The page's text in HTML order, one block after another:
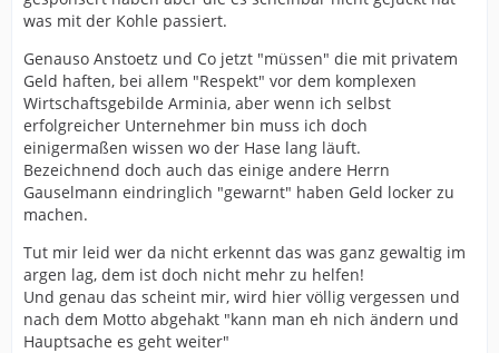
was mit der Kohle passiert.
Genauso Anstoetz und Co jetzt "müssen" die mit privatem
Geld haften, bei allem "Respekt" vor dem komplexen
Wirtschaftsgebilde Arminia, aber wenn ich selbst
erfolgreicher Unternehmer bin muss ich doch
einigermaßen wissen wo der Hase lang läuft.
Bezeichnend doch auch das einige andere Herrn
Gauselmann eindringlich "gewarnt" haben Geld locker zu
machen.
Tut mir leid wer da nicht erkennt das was ganz gewaltig im
argen lag, dem ist doch nicht mehr zu helfen!
Und genau das scheint mir, wird hier völlig vergessen und
nach dem Motto abgehakt "kann man eh nich ändern und
Hauptsache es geht weiter"